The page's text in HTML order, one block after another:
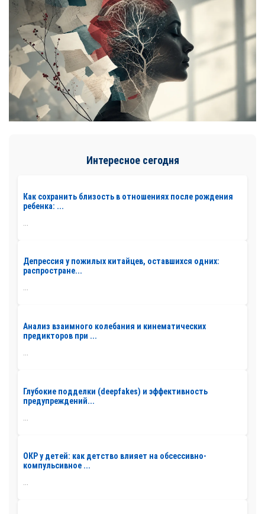
Интересное сегодня
Как сохранить близость в отношениях после рождения
ребенка: ...
Депрессия у пожилых китайцев, оставшихся одних:
распростране...
...
Анализ взаимного колебания и кинематических
предикторов при ...
Глубокие подделки (deepfakes) и эффективность
предупреждений...
ОКР у детей: как детство влияет на обсессивно-
компульсивное ...
...